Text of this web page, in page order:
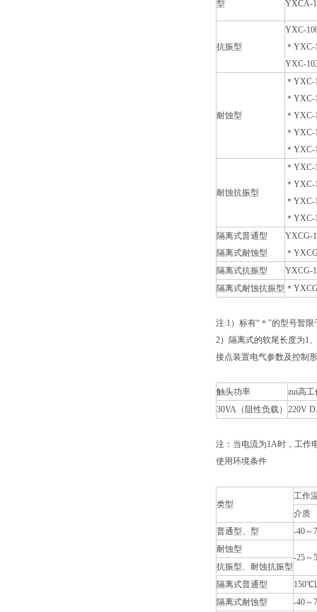
型 YXCA-
抗振型
YXC-
＊YXC-
YXC-
耐蚀型
＊YXC-
＊YXC-
＊YXC-
＊YXC-
＊YXC-
耐蚀抗振型
＊YXC-
＊YXC-
＊YXC-
＊YXC-
隔离式普通型
隔离式耐蚀型
YXCG-
＊
隔离式抗振型
YXCG-
隔离式耐蚀抗振型 ＊
注:1）标有“＊"的型号暂限
2）隔离式的软尾长度为1
接点装置电气参数及控制
触头功率
zui高
30VA（阻性负载） 220V
注：当电流为1A时，工作
使用环境条件
类型
工作
介质
普通型、型
-40～
耐蚀型
-25～
抗振型、耐蚀抗振型
隔离式普通型
150℃
隔离式耐蚀型
-40～